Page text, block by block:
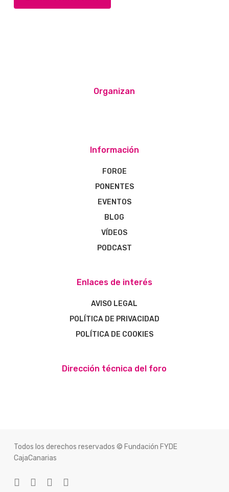
Organizan
Información
FOROE
PONENTES
EVENTOS
BLOG
VÍDEOS
PODCAST
Enlaces de interés
AVISO LEGAL
POLÍTICA DE PRIVACIDAD
POLÍTICA DE COOKIES
Dirección técnica del foro
Todos los derechos reservados © Fundación FYDE
CajaCanarias
twitterfacebookyoutubeinstagram